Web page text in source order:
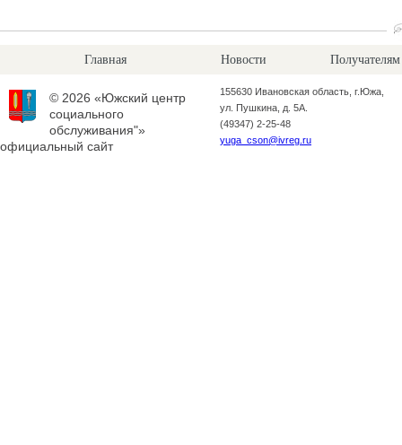
Главная Новости Получателям
© 2026 «Южский центр
социального
обслуживания"»
официальный сайт
155630 Ивановская область, г.Южа,
ул. Пушкина, д. 5А.
(49347) 2-25-48
yuga_cson@ivreg.ru